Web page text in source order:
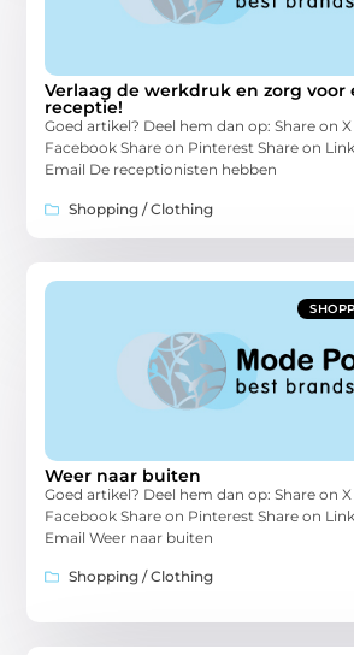
Verlaag de werkdruk en zorg voor
receptie!
Goed artikel? Deel hem dan op: Share on
Facebook Share on Pinterest Share on
Email De receptionisten hebben
Shopping / Clothing
Weer naar buiten
Goed artikel? Deel hem dan op: Share on
Facebook Share on Pinterest Share on
Email Weer naar buiten
Shopping / Clothing